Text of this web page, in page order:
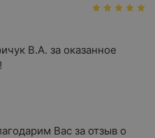
В.А. за оказанное
Вас за отзыв о